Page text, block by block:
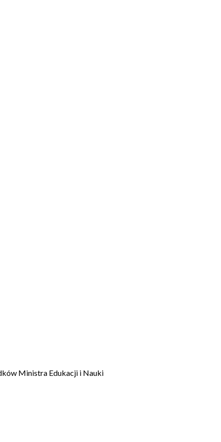
Ministra Edukacji i Nauki